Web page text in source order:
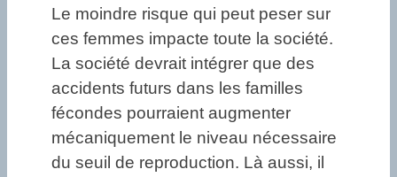
Le moindre risque qui peut peser sur
ces femmes impacte toute la société.
La société devrait intégrer que des
accidents futurs dans les familles
fécondes pourraient augmenter
mécaniquement le niveau nécessaire
du seuil de reproduction. Là aussi, il